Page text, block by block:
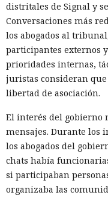
distritales de Signal y
Conversaciones más
los abogados al
participantes externos
prioridades internas,
juristas consideran
libertad de asociación.
El interés del gobierno
mensajes. Durante los
los abogados del
chats había
si participaban
organizaba las